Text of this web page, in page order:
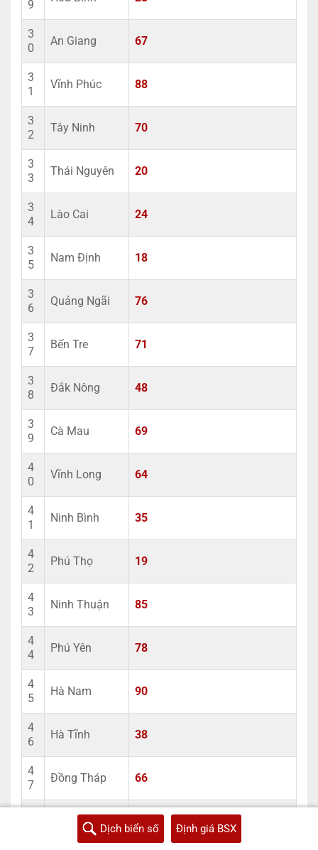
9
3
0
An Giang 67
3
1
Vĩnh Phúc 88
3
2
Tây Ninh 70
3
3
Thái Nguyên 20
3
4
Lào Cai 24
3
5
Nam Định 18
3
6
Quảng Ngãi 76
3
7
Bến Tre 71
3
8
Đắk Nông 48
3
9
Cà Mau 69
4
0
Vĩnh Long 64
4
1
Ninh Bình 35
4
2
Phú Thọ 19
4
3
Ninh Thuận 85
4
4
Phú Yên 78
4
5
Hà Nam 90
4
6
Hà Tĩnh 38
4
7
Đồng Tháp 66
Sóc Trăng 83
Dịch biển số Định giá BSX